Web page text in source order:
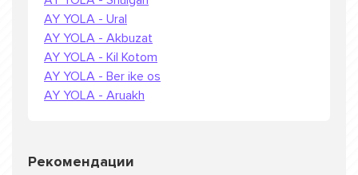
AY YOLA - Ural
AY YOLA - Akbuzat
AY YOLA - Kil Kotom
AY YOLA - Ber ike os
AY YOLA - Aruakh
Рекомендации